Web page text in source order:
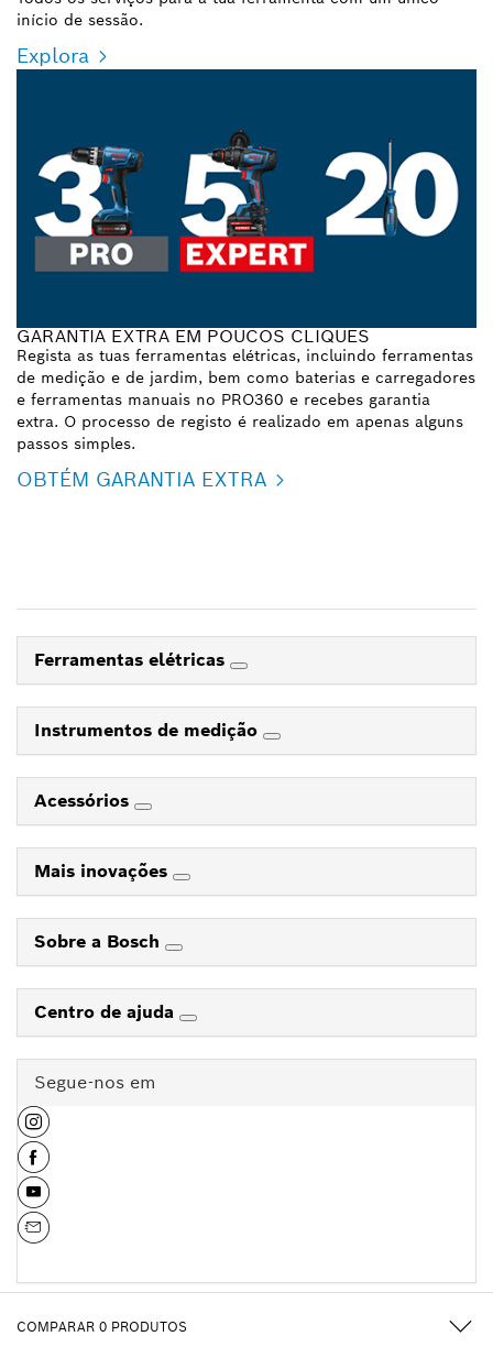
COMPARAR 0 PRODUTOS
início de sessão.
Explora
GARANTIA EXTRA EM POUCOS CLIQUES
Regista as tuas ferramentas elétricas, incluindo ferramentas
de medição e de jardim, bem como baterias e carregadores
e ferramentas manuais no PRO360 e recebes garantia
extra. O processo de registo é realizado em apenas alguns
passos simples.
OBTÉM GARANTIA EXTRA
Ferramentas elétricas
Instrumentos de medição
Acessórios
Mais inovações
Sobre a Bosch
Centro de ajuda
Segue-nos em